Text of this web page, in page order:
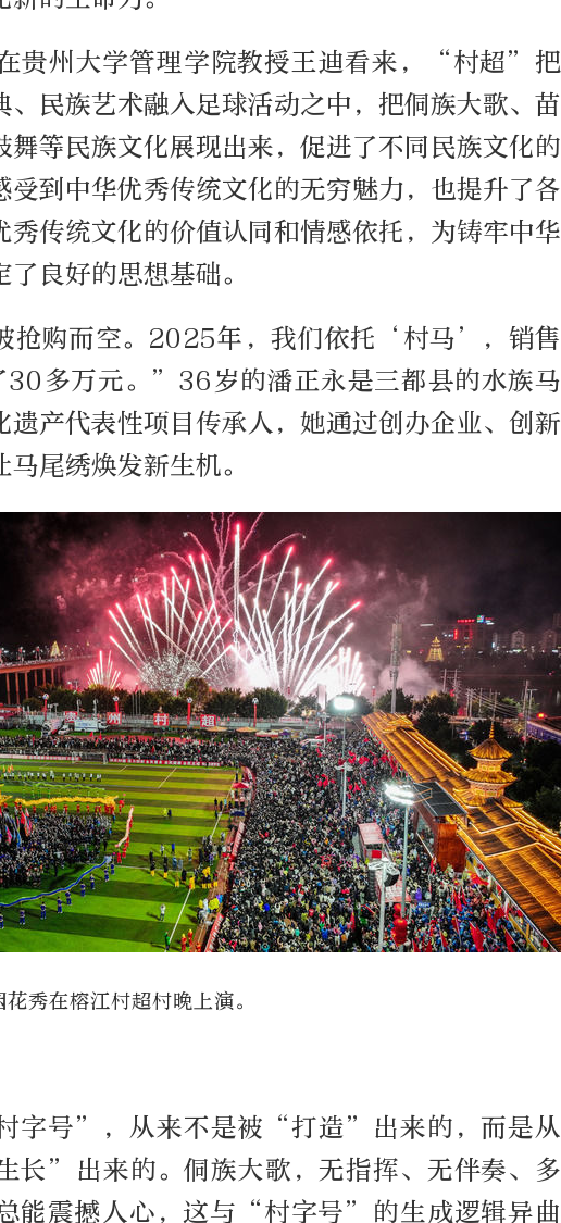
贵州大学管理学院教授王迪看来，“村超”把
、民族艺术融入足球活动之中，把侗族大歌、苗
舞等民族文化展现出来，促进了不同民族文化的
受到中华优秀传统文化的无穷魅力，也提升了各
秀传统文化的价值认同和情感依托，为铸牢中华
良好的思想基础。
抢购而空。2025年，我们依托‘村马’，销售
多万元。”36岁的潘正永是三都县的水族马
遗产代表性项目传承人，她通过创办企业、创新
尾绣焕发新生机。
秀在榕江村超村晚上演。
字号”，从来不是被“打造”出来的，而是从
长”出来的。侗族大歌，无指挥、无伴奏、多
能震撼人心，这与“村字号”的生成逻辑异曲